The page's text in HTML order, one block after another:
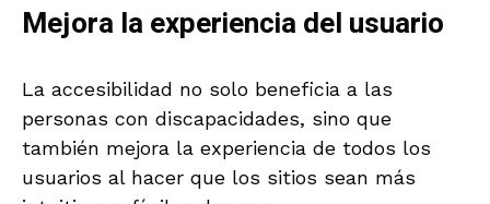
Mejora la experiencia del usuario
La accesibilidad no solo beneficia a las
personas con discapacidades, sino que
también mejora la experiencia de todos los
usuarios al hacer que los sitios sean más